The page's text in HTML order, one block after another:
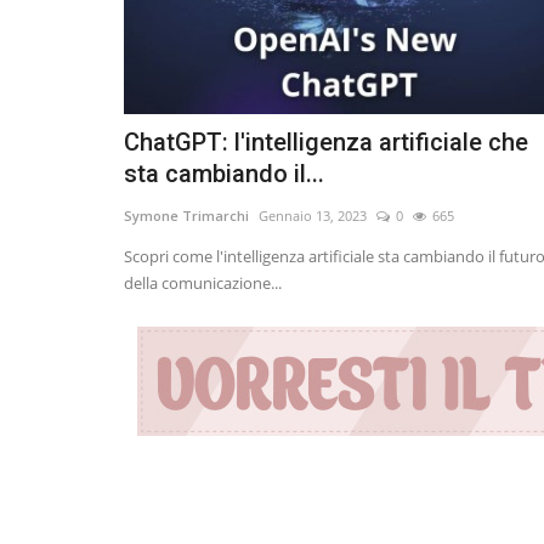
ChatGPT: l'intelligenza artificiale che
sta cambiando il...
Symone Trimarchi Gennaio 13, 2023 0 665
Scopri come l'intelligenza artificiale sta cambiando il futuro
della comunicazione...